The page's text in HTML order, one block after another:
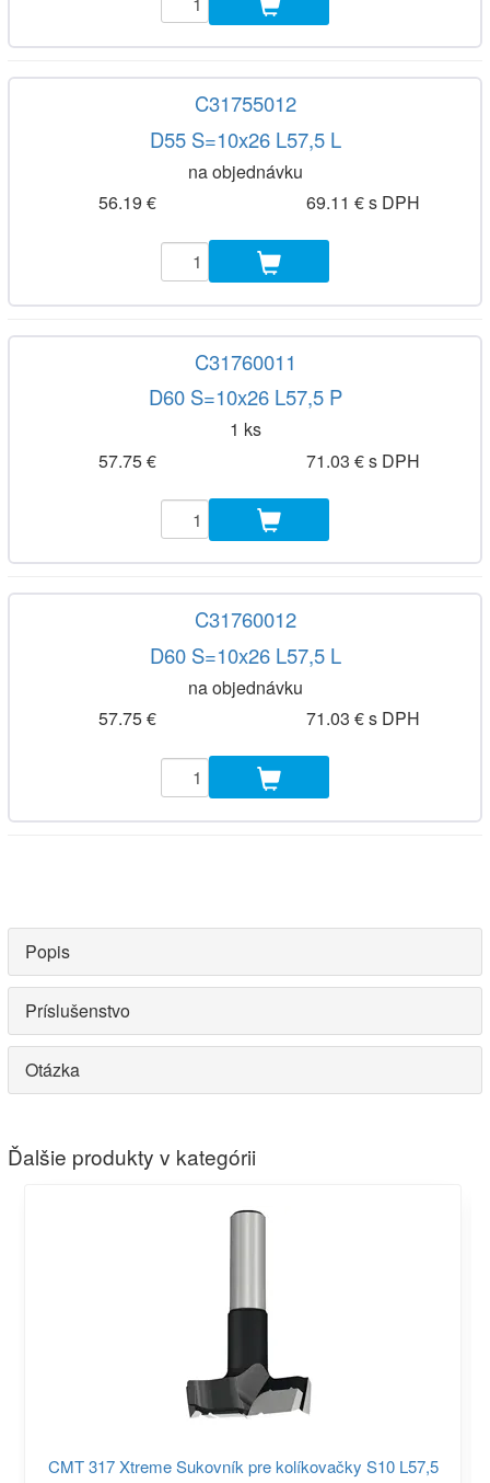
C31755012
D55 S=10x26 L57,5 L
na objednávku
56.19 €
69.11 € s DPH
C31760011
D60 S=10x26 L57,5 P
1 ks
57.75 €
71.03 € s DPH
C31760012
D60 S=10x26 L57,5 L
na objednávku
57.75 €
71.03 € s DPH
Popis
Príslušenstvo
Otázka
Ďalšie produkty v kategórii
CMT 317 Xtreme Sukovník pre kolíkovačky S10 L57,5